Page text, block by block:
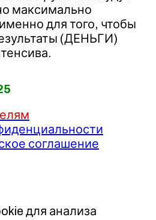
максимально
для того, чтобы
(ДЕНЬГИ)
соглашение
для анализа